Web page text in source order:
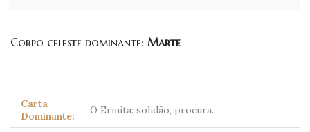
Corpo celeste dominante: Marte
Carta
Dominante:
O Ermita: solidão, procura.